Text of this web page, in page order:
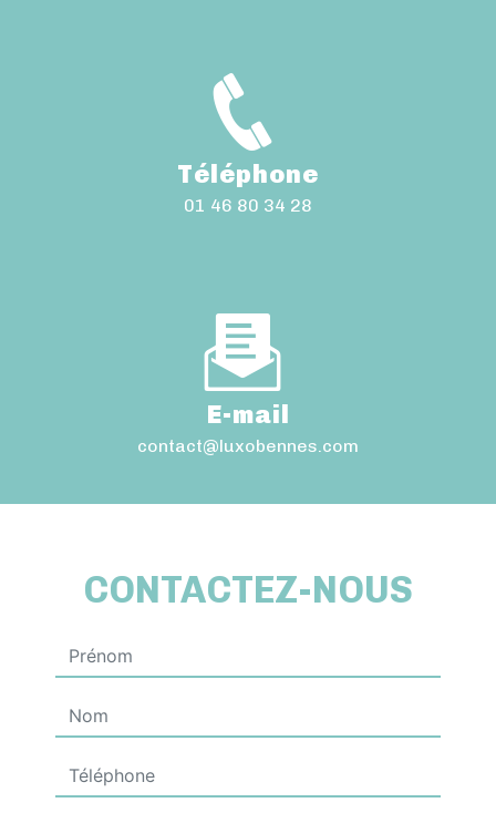
Téléphone
01 46 80 34 28
E-mail
contact@luxobennes.com
CONTACTEZ-NOUS